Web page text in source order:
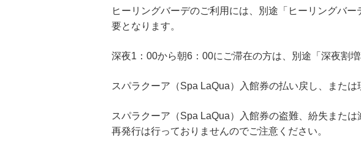
ヒーリングバーデのご利用には、別途「ヒーリングバ
要となります。
深夜1：00から朝6：00にご滞在の方は、別途「深夜割
スパラクーア（Spa LaQua）入館券の払い戻し、または
スパラクーア（Spa LaQua）入館券の盗難、紛失または
再発行は行っておりませんのでご注意ください。